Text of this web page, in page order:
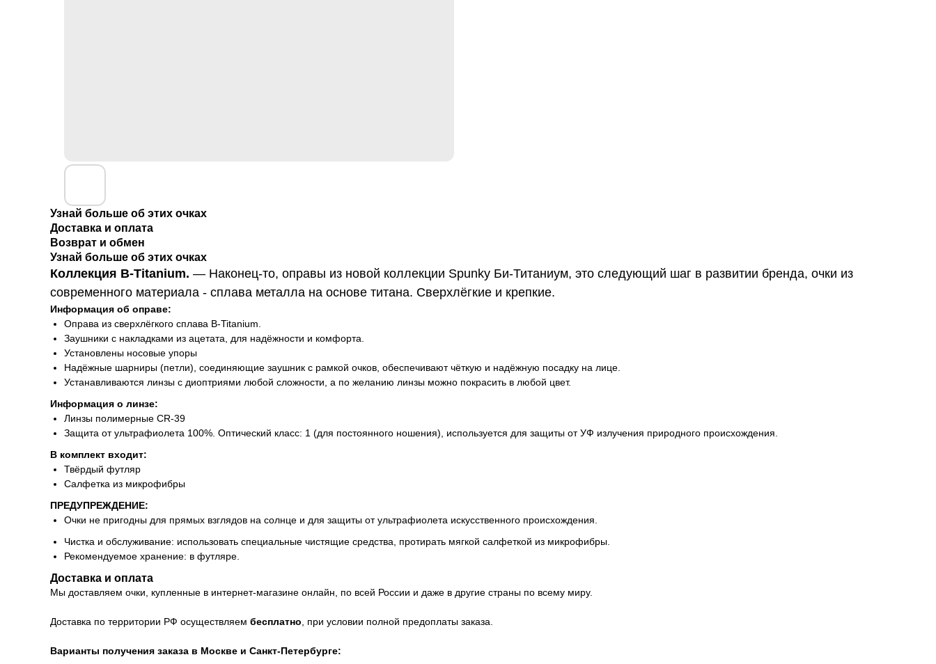
Узнай больше об этих очках
Доставка и оплата
Возврат и обмен
Узнай больше об этих очках
Коллекция B-Titanium. — Наконец-то, оправы из новой коллекции Spunky Би-Титаниум, это следующий шаг в развитии бренда, очки из
современного материала - сплава металла на основе титана. Сверхлёгкие и крепкие.
Информация об оправе:
Оправа из сверхлёгкого сплава B-Titanium.
Заушники с накладками из ацетата, для надёжности и комфорта.
Установлены носовые упоры
Надёжные шарниры (петли), соединяющие заушник с рамкой очков, обеспечивают чёткую и надёжную посадку на лице.
Устанавливаются линзы с диоптриями любой сложности, а по желанию линзы можно покрасить в любой цвет.
Информация о линзе:
Линзы полимерные CR-39
Защита от ультрафиолета 100%. Оптический класс: 1 (для постоянного ношения), используется для защиты от УФ излучения природного происхождения.
В комплект входит:
Твёрдый футляр
Салфетка из микрофибры
ПРЕДУПРЕЖДЕНИЕ:
Очки не пригодны для прямых взглядов на солнце и для защиты от ультрафиолета искусственного происхождения.
Чистка и обслуживание: использовать специальные чистящие средства, протирать мягкой салфеткой из микрофибры.
Рекомендуемое хранение: в футляре.
Доставка и оплата
Мы доставляем очки, купленные в интернет-магазине онлайн, по всей России и даже в другие страны по всему миру.
Доставка по территории РФ осуществляем бесплатно , при условии полной предоплаты заказа.
Варианты получения заказа в Москве и Санкт-Петербурге: